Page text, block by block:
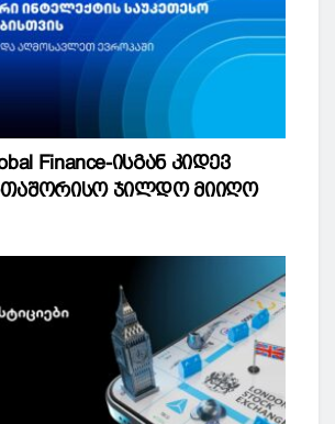
Finance-ისგან კიდევ
ჯილდო მიიღო